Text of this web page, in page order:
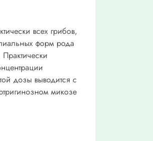
всех грибов,
форм рода
дозы выводится с
микозе